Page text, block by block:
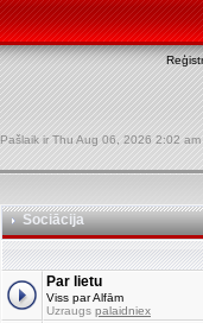
Pašlaik ir Thu Aug 06, 2026 2:02
Sociācija
Par lietu
Viss par Alfām
Uzraugs palaidniex